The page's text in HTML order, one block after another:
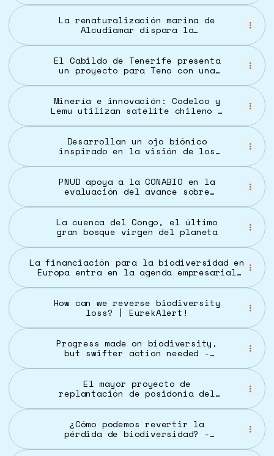
La renaturalización marina de
Alcudiamar dispara la
Alcúdia en solo diez meses
El Cabildo de Tenerife presenta
un proyecto para Teno con una
Minería e innovación: Codelco y
Lemu utilizan satélite chileno e
biodiversidad
Desarrollan un ojo biónico
inspirado en la visión de los
PNUD apoya a la CONABIO en la
evaluación del avance sobre
cumplimiento del marco mundial
de biodiversidad Kunming-
Montreal y el Séptimo informe
nacional de México ante el CDB |
Programa De Las Naciones Unidas
Para El Desarrollo
La cuenca del Congo, el último
gran bosque virgen del planeta
La financiación para la biodiversidad en
Europa entra en la agenda empresarial
RETEMA
How can we reverse biodiversity
loss? | EurekAlert!
Progress made on biodiversity,
but swifter action needed -
El mayor proyecto de
replantación de posidonia del
hectáreas marinas | ATRESMEDIA
¿Cómo podemos revertir la
pérdida de biodiversidad? -
Barcelona